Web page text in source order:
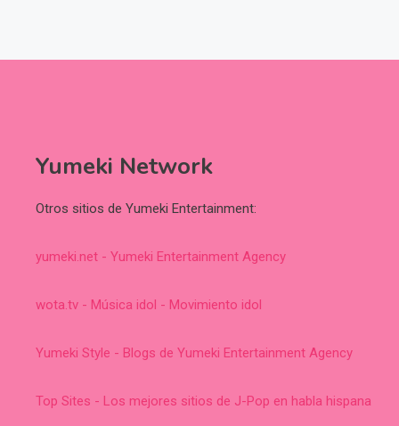
Yumeki Network
Otros sitios de Yumeki Entertainment:
yumeki.net - Yumeki Entertainment Agency
wota.tv - Música idol - Movimiento idol
Yumeki Style - Blogs de Yumeki Entertainment Agency
Top Sites - Los mejores sitios de J-Pop en habla hispana